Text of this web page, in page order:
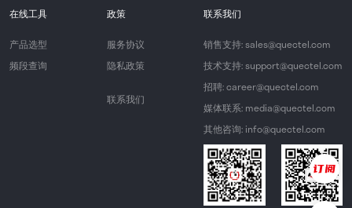
在线工具
产品选型
频段查询
政策
服务协议
隐私政策
联系我们
联系我们
销售支持: sales@quectel.com
技术支持: support@quectel.com
招聘: career@quectel.com
媒体联系: media@quectel.com
其他咨询: info@quectel.com